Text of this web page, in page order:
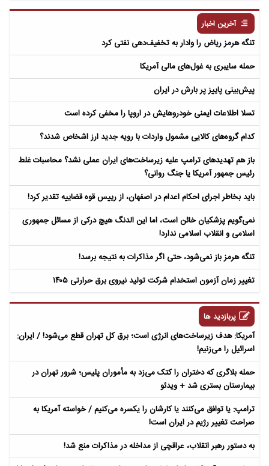
آخرین اخبار
تنگه هرمز ریاض را وادار به تخفیف‌دهی نفتی کرد
حمله سایبری به غول‌های مالی آمریکا
پیش‌بینی پاییز پر بارش در ایران
تسلا اطلاعات ایمنی خودروهایش در اروپا را مخفی کرده است
کدام گروه‌های کالایی مشمول واردات با رویه جدید ارز اشخاص شدند؟
باز هم تهدیدهای ترامپ علیه زیرساخت‌های ایران عملی نشد؟ محاسبات غلط
رئیس جمهور آمریکا یا جنگ روانی؟
باید بخاطر اجرای احکام اعدام در اصفهان، از رییس قوه قضاییه تقدیر کرد!
نمی‌گویم پزشکیان خائن است، اما این الدنگ هیچ درکی از مسائل جمهوری
اسلامی و انقلاب اسلامی ندارد!
تنگه هرمز باز نمی‌شود، حتی اگر مذاکرات به نتیجه برسد!
تغییر زمان آزمون استخدام شرکت تولید نیروی برق حرارتی ۱۴۰۵
پربازدید ها
آمریکا: هدف زیرساخت‌های انرژی است؛ برق کل تهران قطع می‌شود! / ایران:
اسرائیل را می‌زنیم!
حمله بلاگری که دختران را کتک می‌زد به مأموران پلیس؛ شرور تهران در
بیمارستان بستری شد + ویدئو
ترامپ: یا توافق می‌کنند یا کارشان را یکسره می‌کنیم / خواسته آمریکا به
صراحت تغییر رژیم در ایران است!
به دستور رهبر انقلاب، عراقچی از مداخله در مذاکرات منع شد!